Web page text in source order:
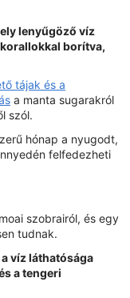
lenyűgöző víz
borítva,
tájak és a
a manta sugarakról
szól.
hónap a nyugodt,
felfedezheti
szobrairól, és egy
tudnak.
víz láthatósága
a tengeri